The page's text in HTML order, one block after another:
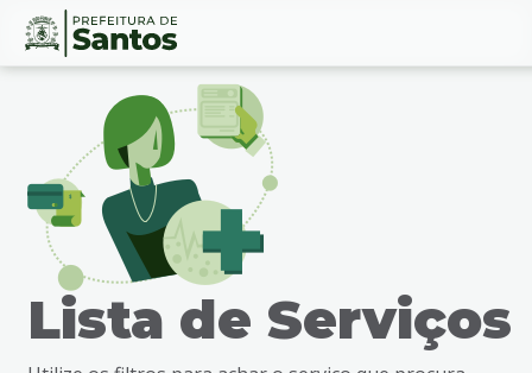
Ir
Conteúdo
Lista de Serviços